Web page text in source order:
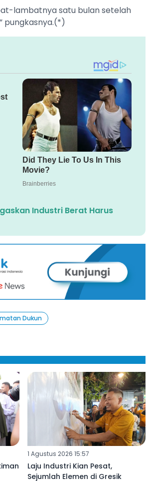
lambatnya satu bulan setelah
pungkasnya.(*)
Industri Berat Harus
Dukun
1 Agustus 2026 15:57
Laju Industri Kian Pesat,
Sejumlah Elemen di Gresik